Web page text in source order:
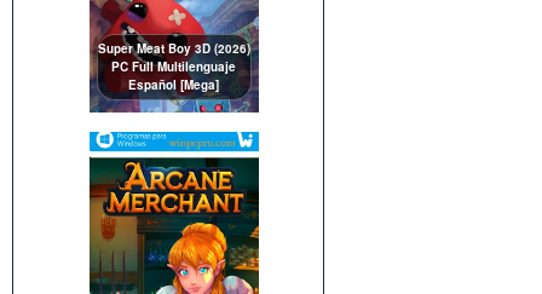
Super Meat Boy 3D (2026)
PC Full Multilenguaje
Español [Mega]